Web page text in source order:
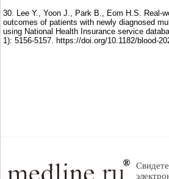
30. Lee Y., Yoon J., Park B., Eom H.S. Real-
outcomes of patients with newly diagnosed
using National Health Insurance service
1): 5156-5157. https://doi.org/10.1182/blood-